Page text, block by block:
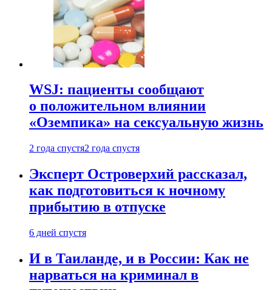
WSJ: пациенты сообщают
о положительном влиянии
«Оземпика» на сексуальную жизнь
2 года спустя2 года спустя
Эксперт Островерхий рассказал,
как подготовиться к ночному
прибытию в отпуске
6 дней спустя
И в Таиланде, и в России: Как не
нарваться на криминал в